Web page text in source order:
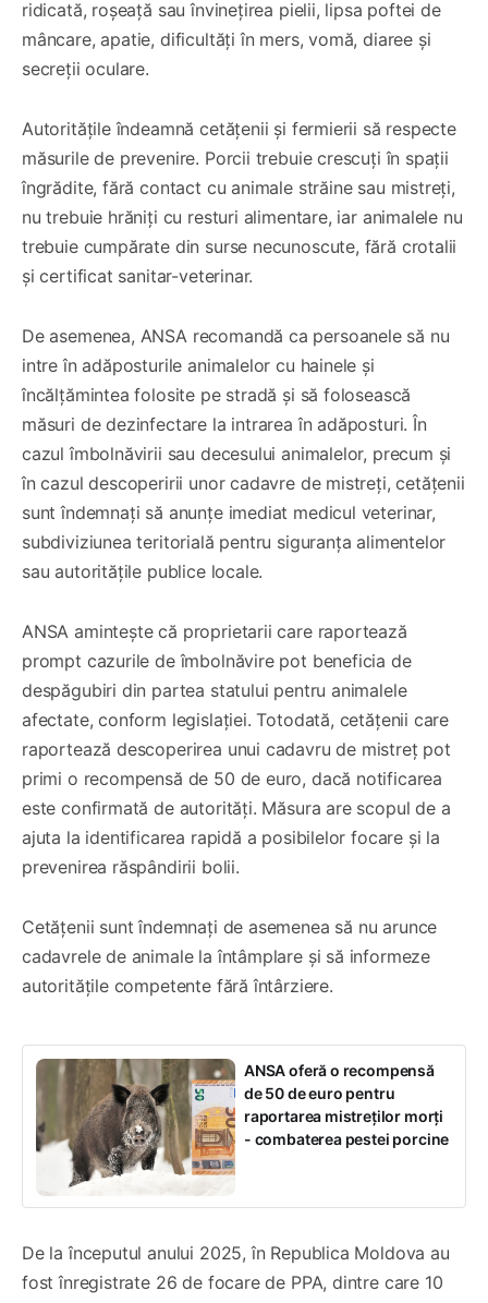
ridicată, roșeață sau învinețirea pielii, lipsa poftei de
mâncare, apatie, dificultăți în mers, vomă, diaree și
secreții oculare.
Autoritățile îndeamnă cetățenii și fermierii să respecte
măsurile de prevenire. Porcii trebuie crescuți în spații
îngrădite, fără contact cu animale străine sau mistreți,
nu trebuie hrăniți cu resturi alimentare, iar animalele nu
trebuie cumpărate din surse necunoscute, fără crotalii
și certificat sanitar-veterinar.
De asemenea, ANSA recomandă ca persoanele să nu
intre în adăposturile animalelor cu hainele și
încălțămintea folosite pe stradă și să folosească
măsuri de dezinfectare la intrarea în adăposturi. În
cazul îmbolnăvirii sau decesului animalelor, precum și
în cazul descoperirii unor cadavre de mistreți, cetățenii
sunt îndemnați să anunțe imediat medicul veterinar,
subdiviziunea teritorială pentru siguranța alimentelor
sau autoritățile publice locale.
ANSA amintește că proprietarii care raportează
prompt cazurile de îmbolnăvire pot beneficia de
despăgubiri din partea statului pentru animalele
afectate, conform legislației. Totodată, cetățenii care
raportează descoperirea unui cadavru de mistreț pot
primi o recompensă de 50 de euro, dacă notificarea
este confirmată de autorități. Măsura are scopul de a
ajuta la identificarea rapidă a posibilelor focare și la
prevenirea răspândirii bolii.
Cetățenii sunt îndemnați de asemenea să nu arunce
cadavrele de animale la întâmplare și să informeze
autoritățile competente fără întârziere.
ANSA oferă o recompensă
de 50 de euro pentru
raportarea mistreților morți
- combaterea pestei porcine
De la începutul anului 2025, în Republica Moldova au
fost înregistrate 26 de focare de PPA, dintre care 10